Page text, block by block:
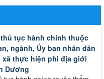
tục hành chính thuộc
ngành, Ủy ban nhân dân
xã thực hiện phi địa giới
Dương